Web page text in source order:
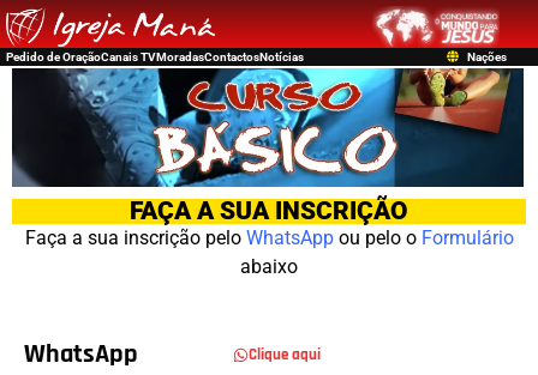
Pedido de OraçãoCanais TVMoradasContactosNotícias Nações
FAÇA A SUA INSCRIÇÃO
Faça a sua inscrição pelo WhatsAppou pelo o Formulário
abaixo
WhatsApp Clique aqui